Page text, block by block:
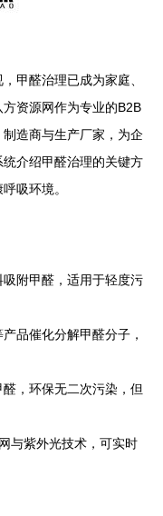
甲醛治理已成为家庭、
资源网作为专业的B2B
造商与生产厂家，为企
介绍甲醛治理的关键方
吸环境。
附甲醛，适用于轻度污
品催化分解甲醛分子，
，环保无二次污染，但
与紫外光技术，可实时